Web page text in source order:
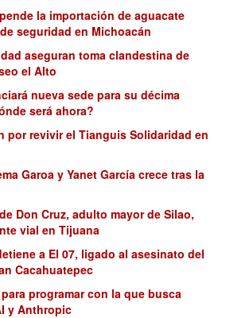
la importación de aguacate
seguridad en Michoacán
aseguran toma clandestina de
el Alto
nueva sede para su décima
será ahora?
por revivir el Tianguis Solidaridad en
Garoa y Yanet García crece tras la
Don Cruz, adulto mayor de Silao,
vial en Tijuana
a El 07, ligado al asesinato del
Cacahuatepec
programar con la que busca
y Anthropic